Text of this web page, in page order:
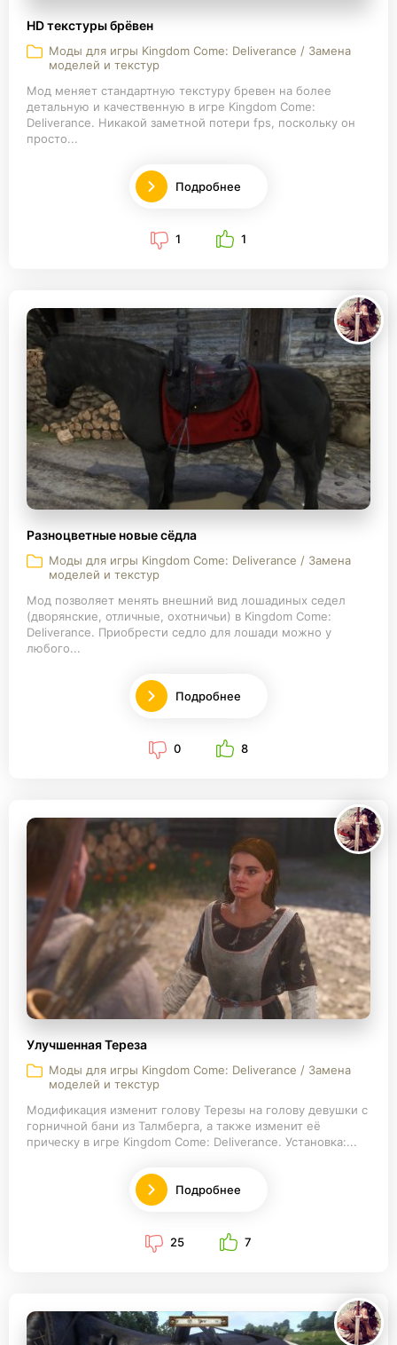
HD текстуры брёвен
Моды для игры Kingdom Come: Deliverance / Замена
моделей и текстур
Мод меняет стандартную текстуру бревен на более
детальную и качественную в игре Kingdom Come:
Deliverance. Никакой заметной потери fps, поскольку он
просто...
Подробнее
1 1
Разноцветные новые сёдла
Моды для игры Kingdom Come: Deliverance / Замена
моделей и текстур
Мод позволяет менять внешний вид лошадиных седел
(дворянские, отличные, охотничьи) в Kingdom Come:
Deliverance. Приобрести седло для лошади можно у
любого...
Подробнее
0 8
Улучшенная Тереза
Моды для игры Kingdom Come: Deliverance / Замена
моделей и текстур
Модификация изменит голову Терезы на голову девушки с
горничной бани из Талмберга, а также изменит её
прическу в игре Kingdom Come: Deliverance. Установка:...
Подробнее
25 7